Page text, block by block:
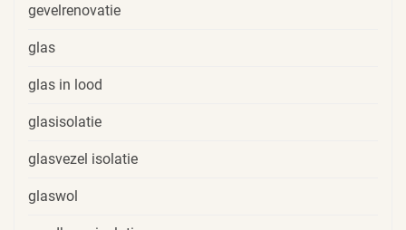
gevelrenovatie
glas
glas in lood
glasisolatie
glasvezel isolatie
glaswol